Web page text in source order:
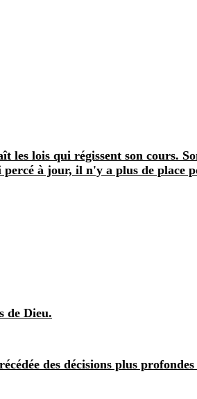
les lois qui régissent son cours.
percé à jour, il n'y a plus de place
de Dieu.
des décisions plus